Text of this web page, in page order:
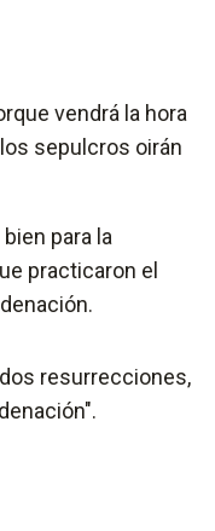
vendrá la hora
sepulcros oirán
para la
practicaron el
resurrecciones,